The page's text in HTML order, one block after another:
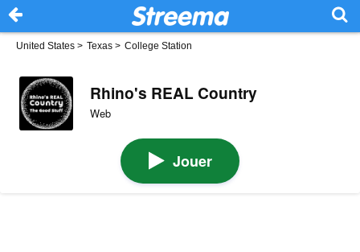
United States > Texas > College Station
Rhino's REAL Country
Web
Jouer